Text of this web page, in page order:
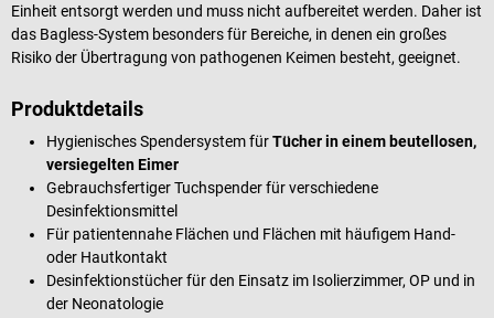
Einheit entsorgt werden und muss nicht aufbereitet werden. Daher ist
das Bagless-System besonders für Bereiche, in denen ein großes
Risiko der Übertragung von pathogenen Keimen besteht, geeignet.
Produktdetails
Hygienisches Spendersystem fürTücher in einem beutellosen,
versiegelten Eimer
Gebrauchsfertiger Tuchspender für verschiedene
Desinfektionsmittel
Für patientennahe Flächen und Flächen mit häufigem Hand-
oder Hautkontakt
Desinfektionstücher für den Einsatz im Isolierzimmer, OP und in
der Neonatologie